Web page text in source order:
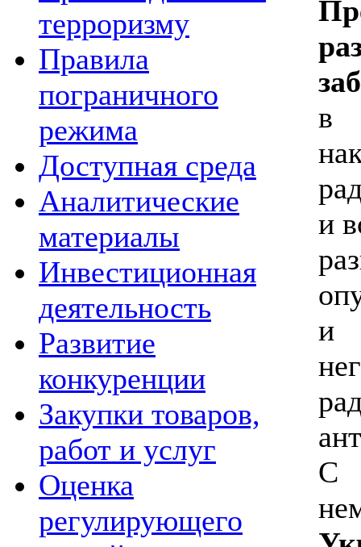
терроризму
Правила
пограничного
режима
Доступная среда
Аналитические
материалы
Инвестиционная
деятельность
Развитие
конкуренции
Закупки товаров,
работ и услуг
Оценка
регулирующего
в
и
и
C